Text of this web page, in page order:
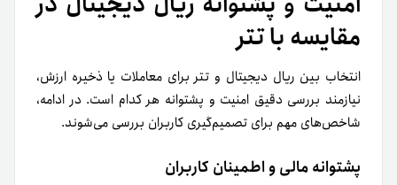
مقایسه با تتر
انتخاب بین ریال دیجیتال و تتر برای معاملات یا ذخیره ارزش،
نیازمند بررسی دقیق امنیت و پشتوانه هر کدام است. در ادامه،
شاخص‌های مهم برای تصمیم‌گیری کاربران بررسی می‌شوند.
پشتوانه مالی و اطمینان کاربران